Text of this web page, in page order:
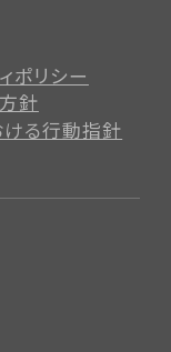
ポリシー
針
ける行動指針